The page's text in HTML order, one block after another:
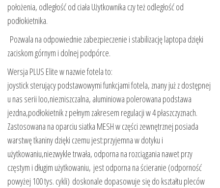
położenia, odległość od ciała Użytkownika czy też odległość od
podłokietnika.
Pozwala na odpowiednie zabezpieczenie i stabilizację laptopa dzięki
zaciskom górnym i dolnej podpórce.
Wersja PLUS Elite w nazwie fotela to:
joystick sterujący podstawowymi funkcjami fotela, znany już z dostępnej
u nas serii Ioo,niezniszczalna, aluminiowa polerowana podstawa
jezdna,podłokietnik z pełnym zakresem regulacji w 4 płaszczyznach.
Zastosowana na oparciu siatka MESH w części zewnętrznej posiada
warstwę tkaniny dzięki czemu jest:przyjemna w dotyku i
użytkowaniu,niezwykle trwała, odporna na rozciągania nawet przy
częstym i długim użytkowaniu, jest odporna na ścieranie (odporność
powyżej 100 tys. cykli) doskonale dopasowuje się do kształtu pleców